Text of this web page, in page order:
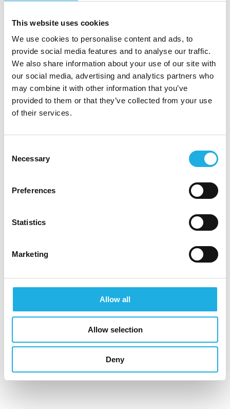
This website uses cookies
We use cookies to personalise content and ads, to
provide social media features and to analyse our traffic.
We also share information about your use of our site with
our social media, advertising and analytics partners who
may combine it with other information that you’ve
provided to them or that they’ve collected from your use
of their services.
Selection
Necessary
Preferences
Statistics
Marketing
Allow all
Allow selection
Deny
kvalitet og gjennomføring
En rolle med tydelig ansvar i et selskap med
langsiktige planer
Mulighet til å påvirke boligprosjekter fra
tidligfase
Tett samarbeid med prosjektledelse og
byggeplass
Firmahytte i Trysil
Ønskes ytterligere informasjon om stillingen,
kan du kontakte Compass Human Resources
AS ved Hanna Kaupang på telefon 481 72
198.
CV og søknad sendes via søkeknappen. I
kontaktpersonen.